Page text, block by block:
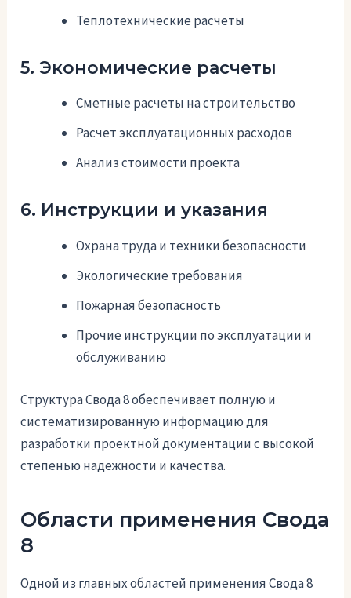
Теплотехнические расчеты
5. Экономические расчеты
Сметные расчеты на строительство
Расчет эксплуатационных расходов
Анализ стоимости проекта
6. Инструкции и указания
Охрана труда и техники безопасности
Экологические требования
Пожарная безопасность
Прочие инструкции по эксплуатации и
обслуживанию
Структура Свода 8 обеспечивает полную и
систематизированную информацию для
разработки проектной документации с высокой
степенью надежности и качества.
Области применения Свода
8
Одной из главных областей применения Свода 8